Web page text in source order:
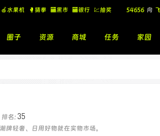
🍎水果机 🥊猜拳 🏧黑市 🏧银行 💹抽奖
🎁
54656 向
飞流 向 北
飞流 向 北
圈子 资源 商城 任务 家园
排名:35
牌轻奢、日用好物就在实物市场。